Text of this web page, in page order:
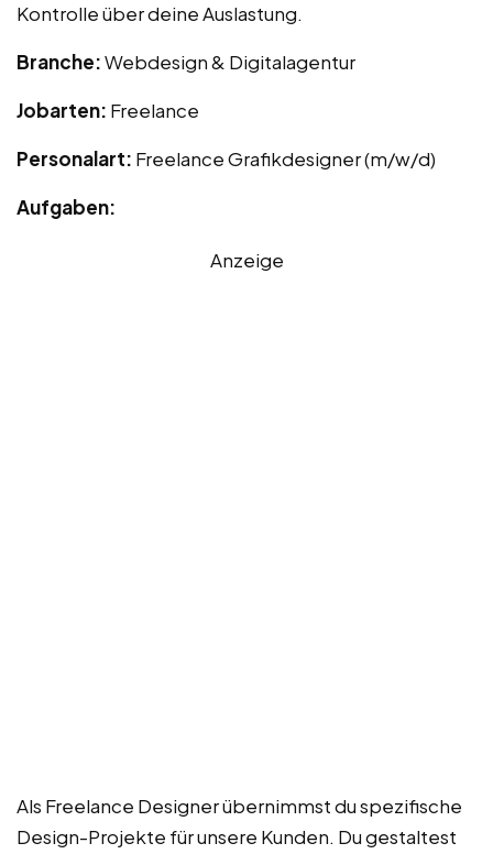
Kontrolle über deine Auslastung.
Branche:Webdesign & Digitalagentur
Jobarten: Freelance
Personalart: Freelance Grafikdesigner (m/w/d)
Aufgaben:
Anzeige
Als Freelance Designer übernimmst du spezifische
Design-Projekte für unsere Kunden. Du gestaltest